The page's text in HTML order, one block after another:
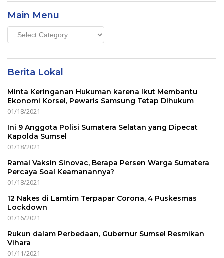
Main Menu
Main
Menu
Berita Lokal
Minta Keringanan Hukuman karena Ikut Membantu
Ekonomi Korsel, Pewaris Samsung Tetap Dihukum
01/18/2021
Ini 9 Anggota Polisi Sumatera Selatan yang Dipecat
Kapolda Sumsel
01/18/2021
Ramai Vaksin Sinovac, Berapa Persen Warga Sumatera
Percaya Soal Keamanannya?
01/18/2021
12 Nakes di Lamtim Terpapar Corona, 4 Puskesmas
Lockdown
01/16/2021
Rukun dalam Perbedaan, Gubernur Sumsel Resmikan
Vihara
01/11/2021